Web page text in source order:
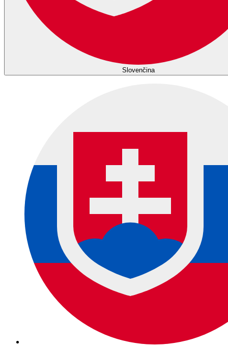
Slovenčina